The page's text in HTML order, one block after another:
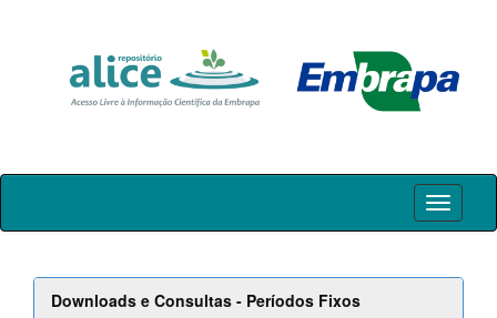
Skip
Downloads e Consultas - Períodos Fixos